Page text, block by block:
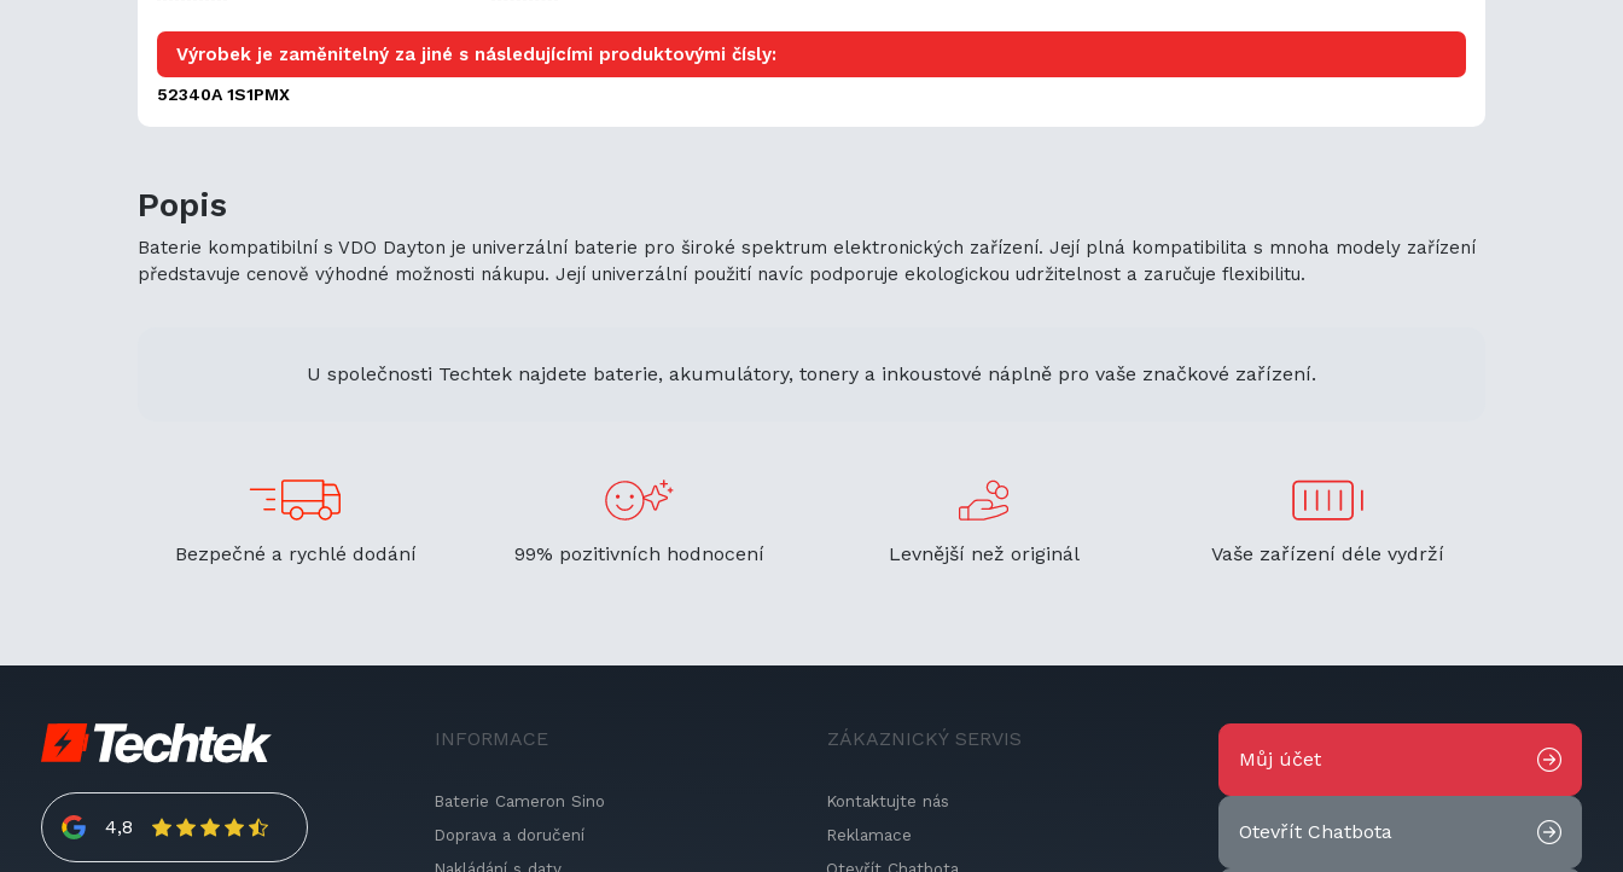
Výrobek je zaměnitelný za jiné s následujícími produktovými čísly:
52340A 1S1PMX
Popis
Baterie kompatibilní s VDO Dayton je univerzální baterie pro široké spektrum elektronických zařízení. Její plná kompatibilita s mnoha modely zařízení
představuje cenově výhodné možnosti nákupu. Její univerzální použití navíc podporuje ekologickou udržitelnost a zaručuje flexibilitu.
U společnosti Techtek najdete baterie, akumulátory, tonery a inkoustové náplně pro vaše značkové zařízení.
Bezpečné a rychlé dodání 99% pozitivních hodnocení Levnější než originál Vaše zařízení déle vydrží
4,8
INFORMACE
Baterie Cameron Sino
Doprava a doručení
Nakládání s daty
ZÁKAZNICKÝ SERVIS
Kontaktujte nás
Reklamace
Otevřít Chatbota
Můj účet
Otevřít Chatbota